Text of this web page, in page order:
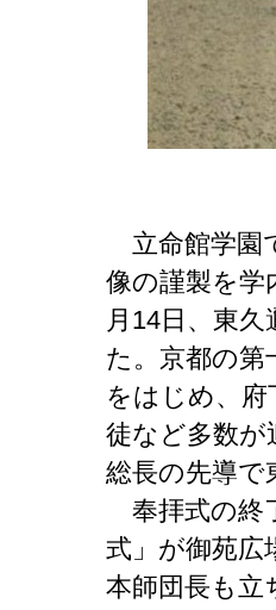
立命館学園
像の謹製を学
月14日、東
た。京都の第
をはじめ、府
徒など多数が
総長の先導で
奉拝式の終
式」が御苑広
本師団長も立